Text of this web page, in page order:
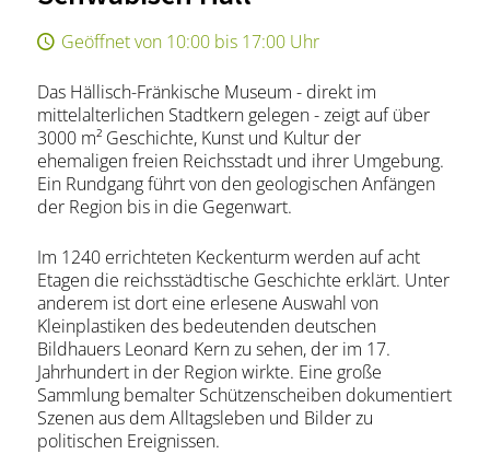
Geöffnet von 10:00 bis 17:00 Uhr
Das Hällisch-Fränkische Museum - direkt im
mittelalterlichen Stadtkern gelegen - zeigt auf über
3000 m² Geschichte, Kunst und Kultur der
ehemaligen freien Reichsstadt und ihrer Umgebung.
Ein Rundgang führt von den geologischen Anfängen
der Region bis in die Gegenwart.
Im 1240 errichteten Keckenturm werden auf acht
Etagen die reichsstädtische Geschichte erklärt. Unter
anderem ist dort eine erlesene Auswahl von
Kleinplastiken des bedeutenden deutschen
Bildhauers Leonard Kern zu sehen, der im 17.
Jahrhundert in der Region wirkte. Eine große
Sammlung bemalter Schützenscheiben dokumentiert
Szenen aus dem Alltagsleben und Bilder zu
politischen Ereignissen.